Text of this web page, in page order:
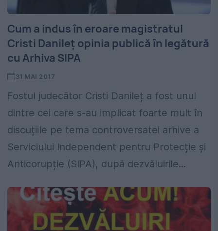
Cum a indus în eroare magistratul
Cristi Danileț opinia publică în legătură
cu Arhiva SIPA
31 MAI 2017
Fostul judecător Cristi Danileț a fost unul
dintre cei care s-au implicat foarte mult în
discuțiile pe tema controversatei arhive a
Serviciului Independent pentru Protecție și
Anticorupție (SIPA), după dezvăluirile...